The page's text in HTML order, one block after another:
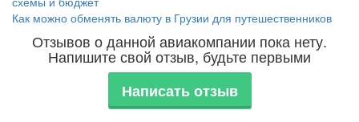
Как можно обменять валюту в Грузии для путешественников
Отзывов о данной авиакомпании пока нету.
Напишите свой отзыв, будьте первыми
Написать отзыв